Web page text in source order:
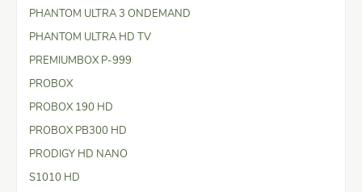
PHANTOM ULTRA 3 ONDEMAND
PHANTOM ULTRA HD TV
PREMIUMBOX P-999
PROBOX
PROBOX 190 HD
PROBOX PB300 HD
PRODIGY HD NANO
S1010 HD